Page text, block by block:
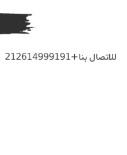
للاتصال بنا+212614999191